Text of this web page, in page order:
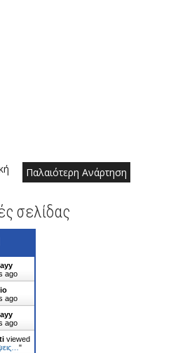
Παλαιότερη Ανάρτηση
σελίδας
ago
ago
ago
viewed
"